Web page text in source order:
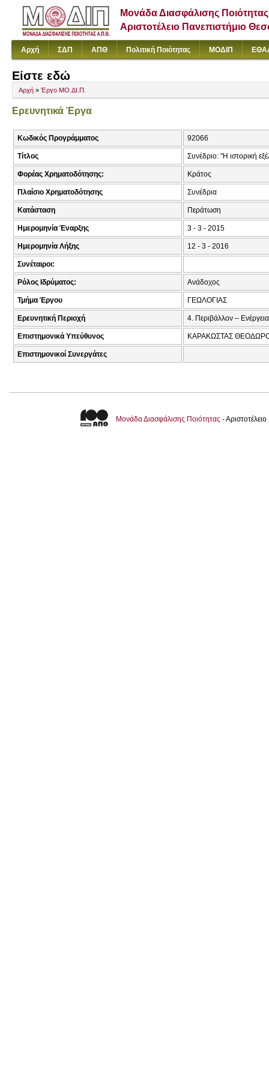
Μονάδα Διασφάλισης Ποιότητας
Αριστοτέλειο Πανεπιστήμιο
Αρχή ΣΔΠ ΑΠΘ Πολιτική Ποιότητας ΜΟΔΙΠ
Είστε εδώ
Αρχή » Έργο ΜΟ.ΔΙ.Π.
Ερευνητικά Έργα
Κωδικός Προγράμματος 92066
Τίτλος Συνέδριο: "Η ιστορική
Φορέας Χρηματοδότησης: Κράτος
Πλαίσιο Χρηματοδότησης Συνέδρια
Κατάσταση Περάτωση
Ημερομηνία Έναρξης 3 - 3 - 2015
Ημερομηνία Λήξης 12 - 3 - 2016
Συνέταιροι:
Ρόλος Ιδρύματος: Ανάδοχος
Τμήμα Έργου ΓΕΩΛΟΓΙΑΣ
Ερευνητική Περιοχή 4. Περιβάλλον – Ενέργεια
Επιστημονικά Υπεύθυνος ΚΑΡΑΚΩΣΤΑΣ
Επιστημονικοί Συνεργάτες
Μονάδα Διασφάλισης Ποιότητας -